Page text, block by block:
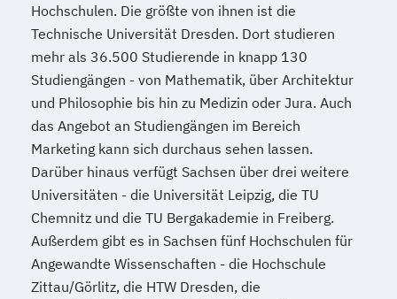
Hochschulen. Die größte von ihnen ist die
Technische Universität Dresden. Dort studieren
mehr als 36.500 Studierende in knapp 130
Studiengängen - von Mathematik, über Architektur
und Philosophie bis hin zu Medizin oder Jura. Auch
das Angebot an Studiengängen im Bereich
Marketing kann sich durchaus sehen lassen.
Darüber hinaus verfügt Sachsen über drei weitere
Universitäten - die Universität Leipzig, die TU
Chemnitz und die TU Bergakademie in Freiberg.
Außerdem gibt es in Sachsen fünf Hochschulen für
Angewandte Wissenschaften - die Hochschule
Zittau/Görlitz, die HTW Dresden, die